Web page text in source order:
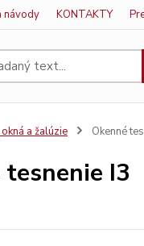
návody KONTAKTY
a žalúzie Okenné
I3